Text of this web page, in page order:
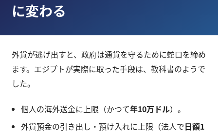
に変わる
外貨が逃げ出すと、政府は通貨を守るために蛇口を締め
ます。エジプトが実際に取った手段は、教科書のようで
した。
個人の海外送金に上限（かつて年10万ドル）。
外貨預金の引き出し・預け入れに上限（法人で日額1